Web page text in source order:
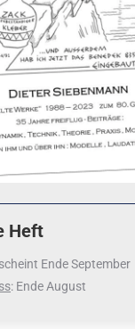
Heft
Ende September
: Ende August